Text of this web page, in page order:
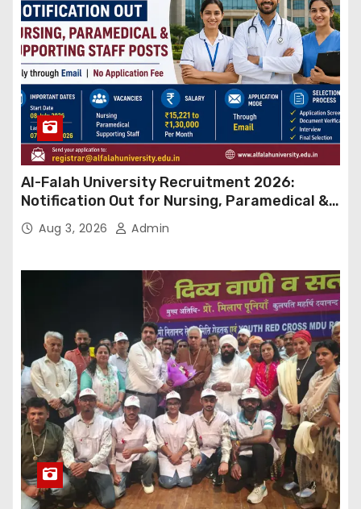
Al-Falah University Recruitment 2026:
Notification Out for Nursing, Paramedical &
Supporting Staff Posts, Apply Through Email
Aug 3, 2026 Admin